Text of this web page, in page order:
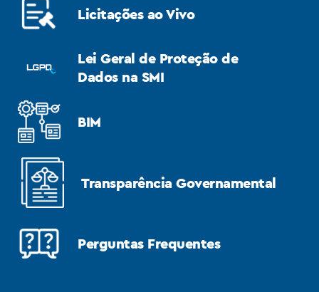
Licitações ao Vivo
Lei Geral de Proteção de
Dados na SMI
BIM
Transparência Governamental
Perguntas Frequentes